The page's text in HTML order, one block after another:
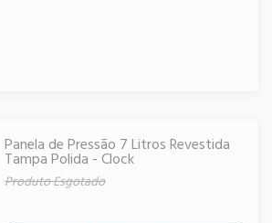
Panela de Pressão 7 Litros Revestida
Tampa Polida - Clock
Produto Esgotado